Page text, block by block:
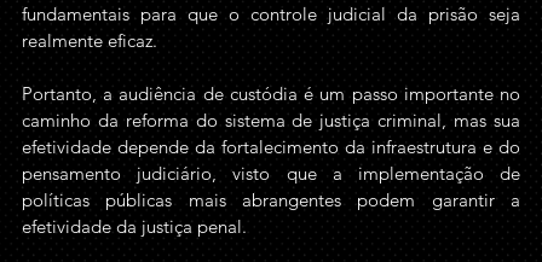
fundamentais para que o controle judicial da prisão seja
realmente eficaz.
Portanto, a audiência de custódia é um passo importante no
caminho da reforma do sistema de justiça criminal, mas sua
efetividade depende da fortalecimento da infraestrutura e do
pensamento judiciário, visto que a implementação de
políticas públicas mais abrangentes podem garantir a
efetividade da justiça penal.